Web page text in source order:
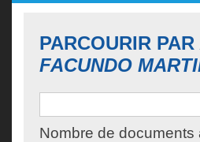
PARCOURIR
FACUNDO
Nombre de documents